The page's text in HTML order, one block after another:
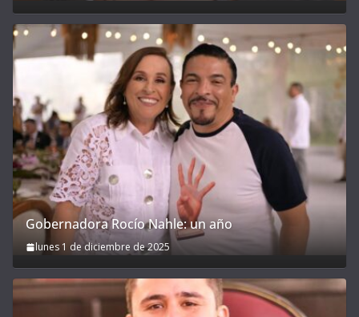
Gobernadora Rocío Nahle: un año
lunes 1 de diciembre de 2025